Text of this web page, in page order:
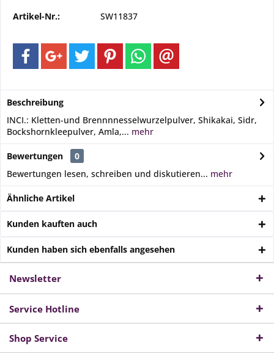
Artikel-Nr.: SW11837
Beschreibung
INCI.: Kletten-und Brennnnesselwurzelpulver, Shikakai, Sidr,
Bockshornkleepulver, Amla,... mehr
Bewertungen
0
Bewertungen lesen, schreiben und diskutieren... mehr
Ähnliche Artikel
Kunden kauften auch
Kunden haben sich ebenfalls angesehen
Newsletter
Service Hotline
Shop Service